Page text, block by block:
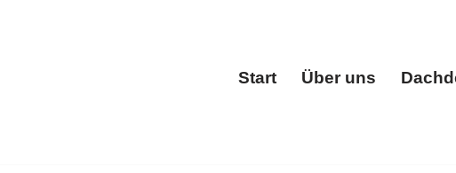
Start Über uns